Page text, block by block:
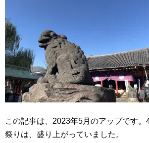
この記事は、2023年5月のアップです。
祭りは、盛り上がっていました。